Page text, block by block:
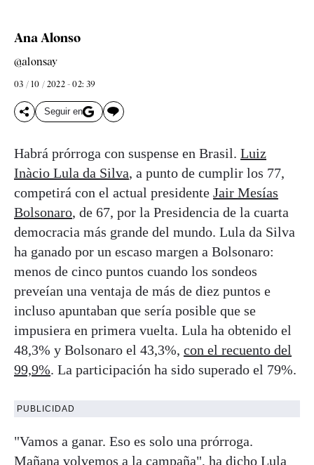
Ana Alonso
@alonsay
03 / 10 / 2022 - 02: 39
Seguir en
Habrá prórroga con suspense en Brasil. Luiz
Inàcio Lula da Silva, a punto de cumplir los 77,
competirá con el actual presidente Jair Mesías
Bolsonaro, de 67, por la Presidencia de la cuarta
democracia más grande del mundo. Lula da Silva
ha ganado por un escaso margen a Bolsonaro:
menos de cinco puntos cuando los sondeos
preveían una ventaja de más de diez puntos e
incluso apuntaban que sería posible que se
impusiera en primera vuelta. Lula ha obtenido el
48,3% y Bolsonaro el 43,3%, con el recuento del
99,9%. La participación ha sido superado el 79%.
PUBLICIDAD
"Vamos a ganar. Eso es solo una prórroga.
Mañana volvemos a la campaña", ha dicho Lula